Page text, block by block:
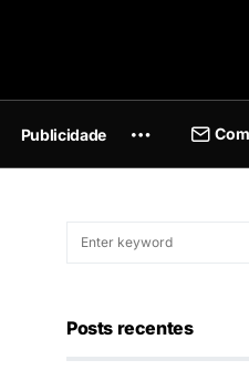
Publicidade
Posts recentes